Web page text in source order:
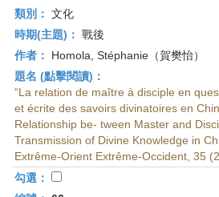
類別： 文化
時期(主題)： 戰後
作者：
Homola, Stéphanie（賀樊怡）
題名 (點擊閱讀)：
“La relation de maître à disciple en
et écrite des savoirs divinatoires en
Relationship be- tween Master and
Transmission of Divine Knowledge in
Extrême-Orient Extrême-Occident, 35
勾選：